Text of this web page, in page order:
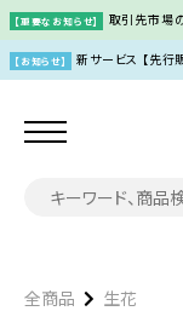
【重要なお知らせ】 取引先市場
【お知らせ】 新サービス 【先行
全商品 生花